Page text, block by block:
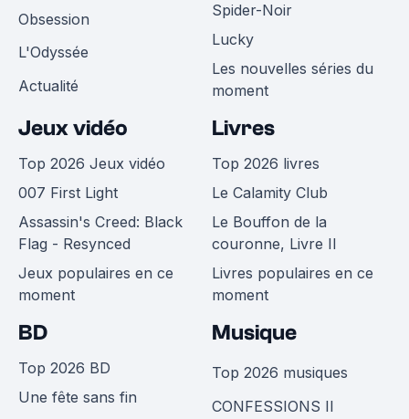
Obsession
L'Odyssée
Actualité
Spider-Noir
Lucky
Les nouvelles séries du
moment
Jeux vidéo
Top 2026 Jeux vidéo
007 First Light
Assassin's Creed: Black
Flag - Resynced
Jeux populaires en ce
moment
Livres
Top 2026 livres
Le Calamity Club
Le Bouffon de la
couronne, Livre II
Livres populaires en ce
moment
BD
Top 2026 BD
Une fête sans fin
Musique
Top 2026 musiques
CONFESSIONS II